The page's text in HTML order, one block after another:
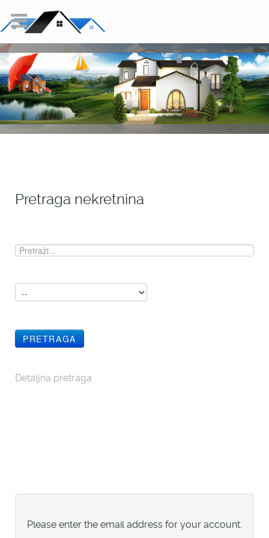
Pretraga nekretnina
Detaljna pretraga
Please enter the email address for your account.